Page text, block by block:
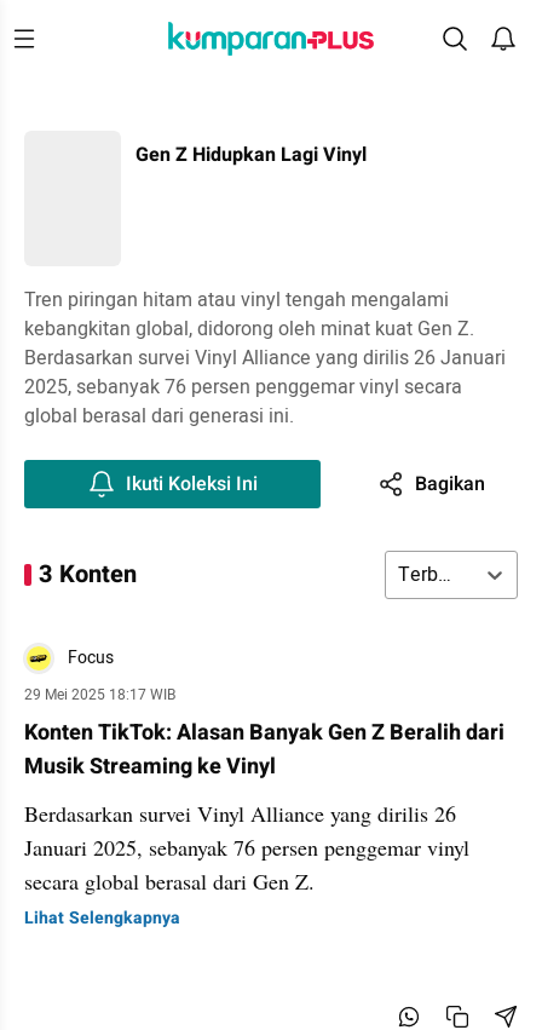
Gen Z Hidupkan Lagi Vinyl
Tren piringan hitam atau vinyl tengah mengalami
kebangkitan global, didorong oleh minat kuat Gen Z.
Berdasarkan survei Vinyl Alliance yang dirilis 26 Januari
2025, sebanyak 76 persen penggemar vinyl secara
global berasal dari generasi ini.
Ikuti Koleksi Ini Bagikan
3 Konten Terbaru
Focus
29 Mei 2025 18:17 WIB
Konten TikTok: Alasan Banyak Gen Z Beralih dari
Musik Streaming ke Vinyl
Berdasarkan survei Vinyl Alliance yang dirilis 26
Januari 2025, sebanyak 76 persen penggemar vinyl
secara global berasal dari Gen Z.
Lihat Selengkapnya